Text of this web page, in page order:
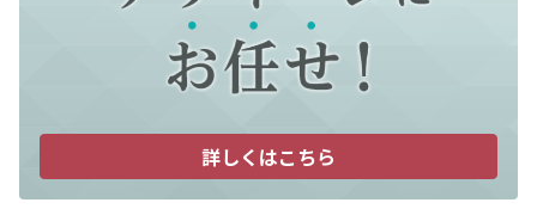
詳しくはこちら